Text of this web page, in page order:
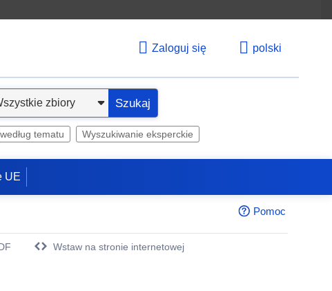
Zaloguj się polski
Szukaj
tematu Wyszukiwanie eksperckie
UE
Pomoc
Wstaw na stronie internetowej